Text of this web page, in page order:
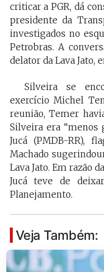
criticar a PGR, dá
presidente da
investigados no
Petrobras. A
delator da Lava Jato,
Silveira se
exercício Michel
reunião, Temer
Silveira era “menos
Jucá (PMDB-RR),
Machado
Lava Jato. Em razão
Jucá teve de
Planejamento.
Veja Também: